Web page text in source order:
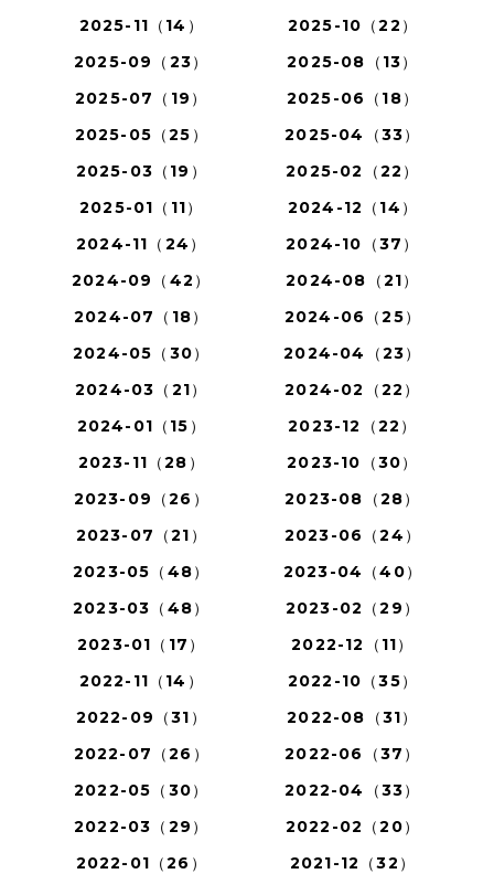
2025-11（14）
2025-10（22）
2025-09（23）
2025-08（13）
2025-07（19）
2025-06（18）
2025-05（25）
2025-04（33）
2025-03（19）
2025-02（22）
2025-01（11）
2024-12（14）
2024-11（24）
2024-10（37）
2024-09（42）
2024-08（21）
2024-07（18）
2024-06（25）
2024-05（30）
2024-04（23）
2024-03（21）
2024-02（22）
2024-01（15）
2023-12（22）
2023-11（28）
2023-10（30）
2023-09（26）
2023-08（28）
2023-07（21）
2023-06（24）
2023-05（48）
2023-04（40）
2023-03（48）
2023-02（29）
2023-01（17）
2022-12（11）
2022-11（14）
2022-10（35）
2022-09（31）
2022-08（31）
2022-07（26）
2022-06（37）
2022-05（30）
2022-04（33）
2022-03（29）
2022-02（20）
2022-01（26）
2021-12（32）